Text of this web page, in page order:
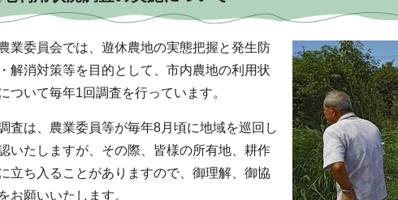
業委員会では、遊休農地の実態把握と発生防
解消対策等を目的として、市内農地の利用状
ついて毎年1回調査を行っています。
査は、農業委員等が毎年8月頃に地域を巡回し
いたしますが、その際、皆様の所有地、耕作
立ち入ることがありますので、御理解、御協
お願いいたします。